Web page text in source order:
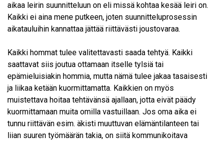
aikaa leirin suunnitteluun on eli missä kohtaa kesää leiri on.
Kaikki ei aina mene putkeen, joten suunnitteluprosessin
aikatauluihin kannattaa jättää riittävästi joustovaraa.
Kaikki hommat tulee valitettavasti saada tehtyä. Kaikki
saattavat siis joutua ottamaan itselle tylsiä tai
epämieluisiakin hommia, mutta nämä tulee jakaa tasaisesti
ja liikaa ketään kuormittamatta. Kaikkien on myös
muistettava hoitaa tehtävänsä ajallaan, jotta eivät päädy
kuormittamaan muita omilla vastuillaan. Jos oma aika ei
tunnu riittävän esim. äkisti muuttuvan elämäntilanteen tai
liian suuren työmäärän takia, on siitä kommunikoitava